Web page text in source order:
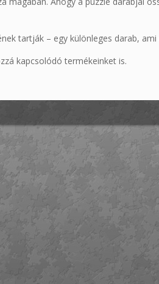
tartják – egy különleges darab,
kapcsolódó termékeinket is.